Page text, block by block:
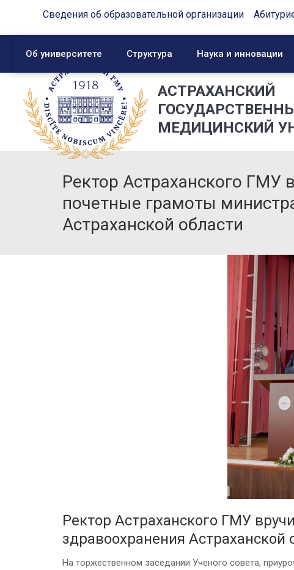
Сведения об образовательной организации
Об университете Структура Наука и инновации
АСТРАХАНСКИЙ
МЕДИЦИНСКИЙ
Ректор Астраханского ГМУ
почетные грамоты
Астраханской области
Ректор Астраханского ГМУ
здравоохранения Астраханской
На торжественном заседании Ученого совета,